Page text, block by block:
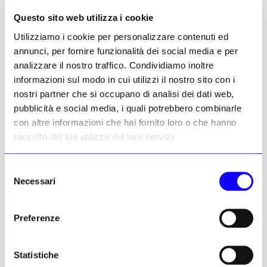
Questo sito web utilizza i cookie
Utilizziamo i cookie per personalizzare contenuti ed
annunci, per fornire funzionalità dei social media e per
analizzare il nostro traffico. Condividiamo inoltre
informazioni sul modo in cui utilizzi il nostro sito con i
nostri partner che si occupano di analisi dei dati web,
pubblicità e social media, i quali potrebbero combinarle
con altre informazioni che hai fornito loro o che hanno
raccolto dal tuo utilizzo dei loro servizi.
delNecessari
Preferenze
Statistiche
La comunità dell'arte italiana
scomparsa di Maria Rita
Cerilli, Head of
della Collezione Peggy
Guggenheim di Venezia
Redazione
06 agosto 2026
all’unanimità
Parere favorevole della
Commissione Cultura della
nessuno contrario) e della
Commissione Cultura del
Senato (20 voti a favore,
NEWS ARTE ANTICA